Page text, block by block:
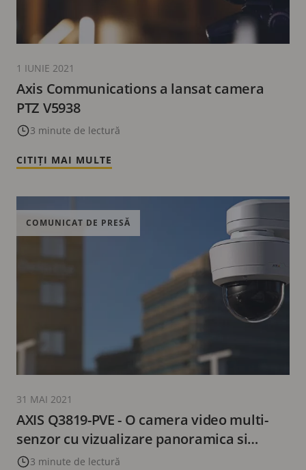
Axis Communications a lansat camera
PTZ V5938
3 minute de lectură
1 IUNIE 2021
CITIȚI MAI MULTE
AXIS Q3819-PVE - O camera video multi-
senzor cu vizualizare panoramica si
acoperire larga
3 minute de lectură
COMUNICAT DE PRESĂ
31 MAI 2021